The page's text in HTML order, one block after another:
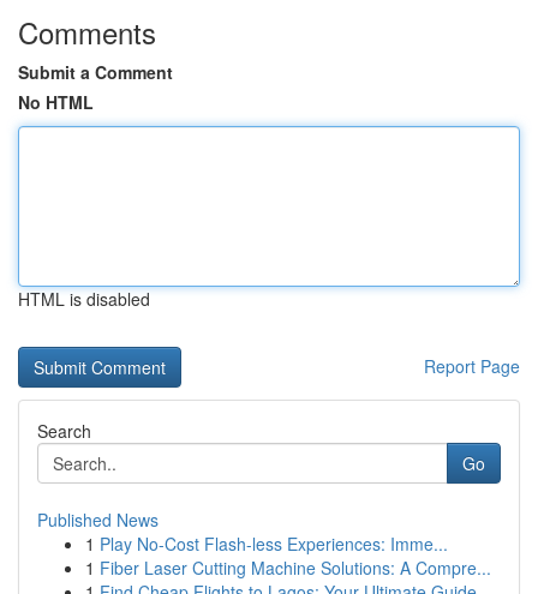
Comments
Submit a Comment
No HTML
HTML is disabled
Report Page
Search
Go
Published News
1 Play No-Cost Flash-less Experiences: Imme...
1 Fiber Laser Cutting Machine Solutions: A Compre...